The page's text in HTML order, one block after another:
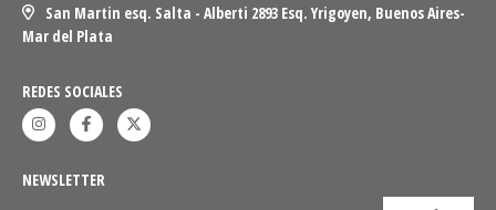
San Martin esq. Salta - Alberti 2893 Esq. Yrigoyen, Buenos Aires-
Mar del Plata
REDES SOCIALES
NEWSLETTER